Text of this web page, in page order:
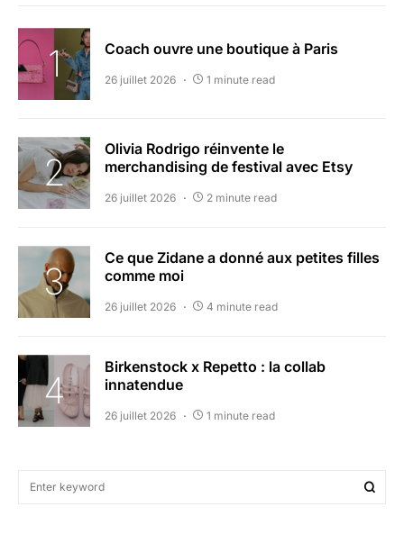
Coach ouvre une boutique à Paris
26 juillet 2026 1 minute read
Olivia Rodrigo réinvente le
merchandising de festival avec Etsy
26 juillet 2026 2 minute read
Ce que Zidane a donné aux petites filles
comme moi
26 juillet 2026 4 minute read
Birkenstock x Repetto : la collab
innatendue
26 juillet 2026 1 minute read